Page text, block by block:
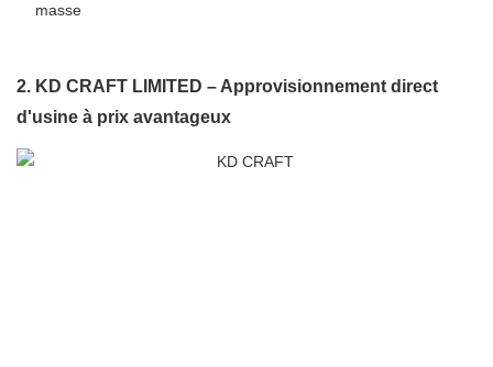
masse
2. KD CRAFT LIMITED – Approvisionnement direct
d'usine à prix avantageux